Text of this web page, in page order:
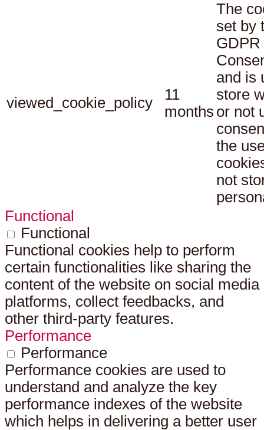
viewed_cookie_policy
11
months
The
set by
and is
store
or not
the
not
Functional
Functional
Functional cookies help to perform
certain functionalities like sharing the
content of the website on social media
platforms, collect feedbacks, and
other third-party features.
Performance
Performance
Performance cookies are used to
understand and analyze the key
performance indexes of the website
which helps in delivering a better user